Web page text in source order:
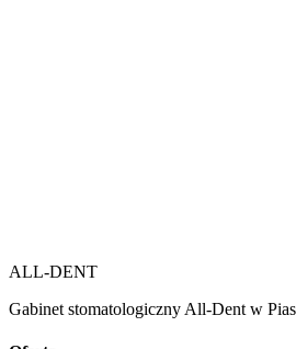
ALL-DENT
Gabinet stomatologiczny All-Dent w